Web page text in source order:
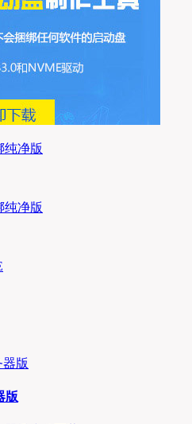
纯净版
纯净版
版